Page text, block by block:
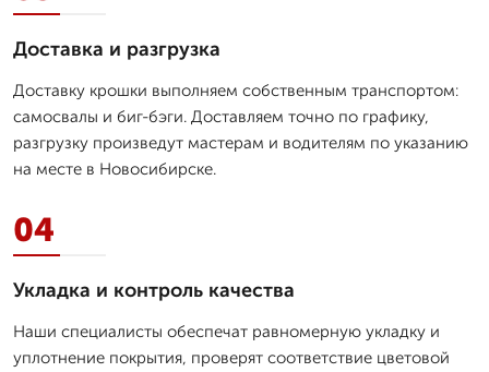
Доставка и разгрузка
Доставку крошки выполняем собственным транспортом:
самосвалы и биг-бэги. Доставляем точно по графику,
разгрузку произведут мастерам и водителям по указанию
на месте в Новосибирске.
04
Укладка и контроль качества
Наши специалисты обеспечат равномерную укладку и
уплотнение покрытия, проверят соответствие цветовой